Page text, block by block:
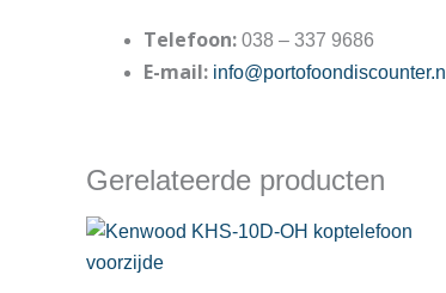
Telefoon: 038 – 337 9686
E-mail: info@portofoondiscounter.nl
Gerelateerde producten